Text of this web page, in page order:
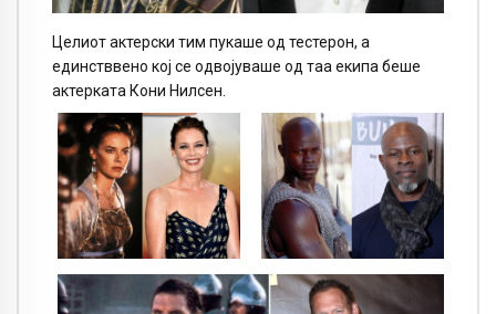
Целиот актерски тим пукаше од тестерон, а
единстввено кој се одвојуваше од таа екипа беше
актерката Кони Нилсен.